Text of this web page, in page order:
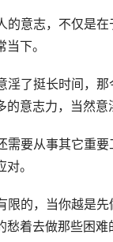
的意志，不仅是
下。
淫了挺长时间，
意志力，当然意
需要从事其它重
。
限的，当你越是
着去做那些困难